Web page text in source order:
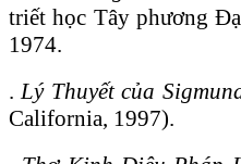
triết học Tây phương
1974.
.Lý Thuyết của
California, 1997).